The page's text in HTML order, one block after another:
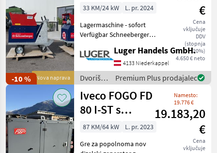
TRENUTNA
POT
Kmetijska
tehnika
Dvoriscna
Mehanizacija
Elektro
Generator
KATEGORIJO
Sonstige
203
FG-Wilson
63
Ponastavi
Prikaži
rezultatov
-10 % Nova naprava
€
Cena
vključuje
DDV
(stopnja
20%)
4.650 € neto
33 KM/24 kW
L. pr. 2024
Lagermaschine - sofort
Verfügbar Schneeberger
30 - sofort Verfügbar -
Getriebe für 540er
Zapfwelle - Langsamläufer
1500 min - Generato
Luger Handels GmbH.
4133 Niederkappel
Dvoriščna
mehanizacija
/
Schneeberger
Premium Plus prodajalec
Iveco FOGO FD
80 I-ST s
kompletom
Namesto:
19.776 €
19.183,20
€
Cena
vključuje
87 KM/64 kW
L. pr. 2023
Gre za popolnoma nov